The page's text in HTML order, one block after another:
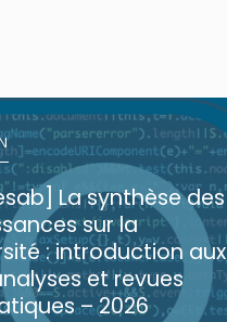
La synthèse des
sur la
: introduction aux
et revues
– 2026